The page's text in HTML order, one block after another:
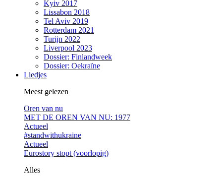
Kyiv 2017
Lissabon 2018
Tel Aviv 2019
Rotterdam 2021
Turijn 2022
Liverpool 2023
Dossier: Finlandweek
Dossier: Oekraïne
Liedjes
Meest gelezen
Oren van nu
MET DE OREN VAN NU: 1977
Actueel
#standwithukraine
Actueel
Eurostory stopt (voorlopig)
Alles